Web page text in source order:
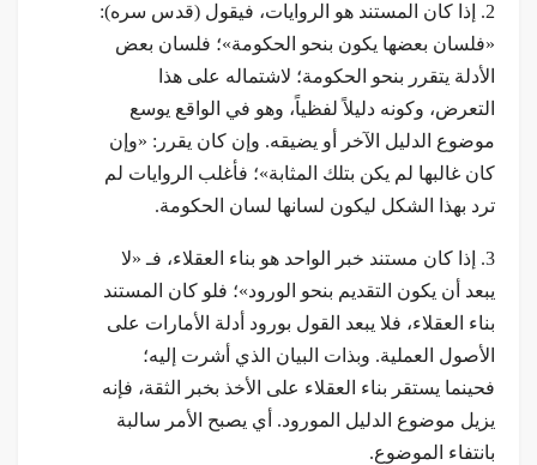
2. إذا كان المستند هو الروايات، فيقول (قدس سره):
«فلسان بعضها يكون بنحو الحكومة»؛ فلسان بعض
الأدلة يتقرر بنحو الحكومة؛ لاشتماله على هذا
التعرض، وكونه دليلاً لفظياً، وهو في الواقع يوسع
موضوع الدليل الآخر أو يضيقه. وإن كان يقرر: «وإن
كان غالبها لم يكن بتلك المثابة»؛ فأغلب الروايات لم
ترد بهذا الشكل ليكون لسانها لسان الحكومة.
3. إذا كان مستند خبر الواحد هو بناء العقلاء، فـ «لا
يبعد أن يكون التقديم بنحو الورود»؛ فلو كان المستند
بناء العقلاء، فلا يبعد القول بورود أدلة الأمارات على
الأصول العملية. وبذات البيان الذي أشرت إليه؛
فحينما يستقر بناء العقلاء على الأخذ بخبر الثقة، فإنه
يزيل موضوع الدليل المورود. أي يصبح الأمر سالبة
بانتفاء الموضوع.